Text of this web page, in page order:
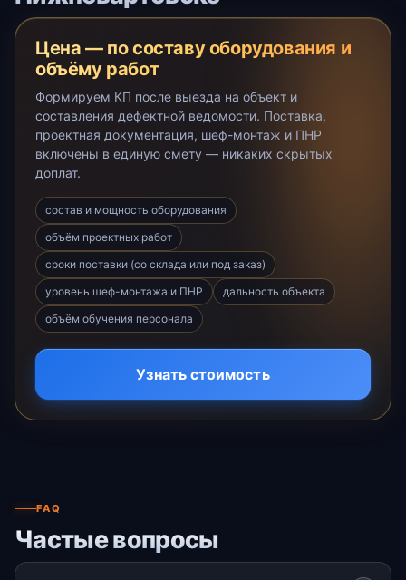
Цена — по составу оборудования и
объёму работ
Формируем КП после выезда на объект и
составления дефектной ведомости. Поставка,
проектная документация, шеф-монтаж и ПНР
включены в единую смету — никаких скрытых
доплат.
состав и мощность оборудования
объём проектных работ
сроки поставки (со склада или под заказ)
уровень шеф-монтажа и ПНР
дальность объекта
объём обучения персонала
Узнать стоимость
FAQ
Частые вопросы